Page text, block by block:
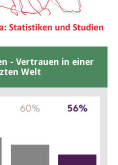
- Vertrauen in einer
Welt